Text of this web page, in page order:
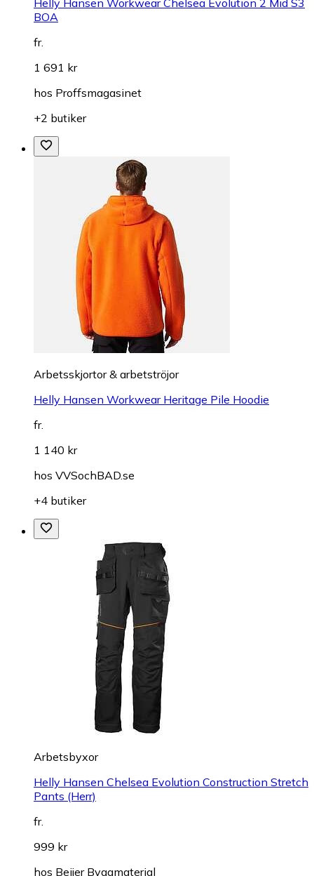
BOA
fr.
1 691 kr
hos Proffsmagasinet
+2 butiker
Arbetsskjortor & arbetströjor
Helly Hansen Workwear Heritage Pile Hoodie
fr.
1 140 kr
hos VVSochBAD.se
+4 butiker
Arbetsbyxor
Helly Hansen Chelsea Evolution Construction Stretch
Pants (Herr)
fr.
999 kr
hos Beijer Byggmaterial